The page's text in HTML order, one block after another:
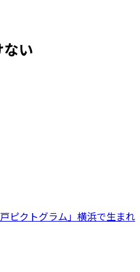
い
ピクトグラム」横浜で生まれ